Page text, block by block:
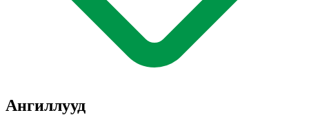
Ангиллууд